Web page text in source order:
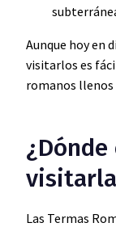
Aunque hoy en
visitarlos es
romanos llenos
Las Termas